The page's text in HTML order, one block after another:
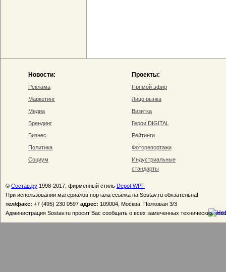
Новости:
Реклама
Маркетинг
Медиа
Брендинг
Бизнес
Политика
Социум
Проекты:
Прямой эфир
Лицо рынка
Визитка
Герои DIGITAL
Рейтинги
Фоторепортажи
Индустриальные
стандарты
© Состав.ру 1998-2017, фирменный стиль Depot WPF
При использовании материалов портала ссылка на Sostav.ru обязательна!
тел/факс: +7 (495) 230 0597 адрес: 109004, Москва, Полковая 3/3
Администрация Sostav.ru просит Вас сообщать о всех замеченных технических